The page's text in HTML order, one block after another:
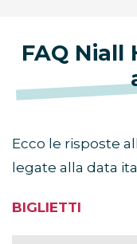
FAQ
Ecco le risposte
legate alla data
BIGLIETTI